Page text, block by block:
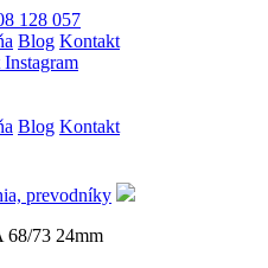
128 057
Blog Kontakt
Blog Kontakt
prevodníky
68/73 24mm